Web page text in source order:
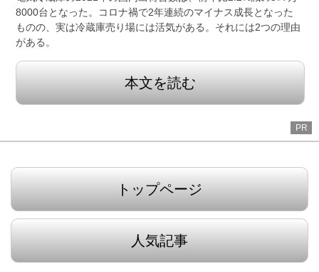
8000台となった。コロナ禍で2年連続のマイナス成長となった
ものの、実は冷蔵庫売り場には活気がある。それには2つの理由
がある。
本文を読む
PR
トップページ
人気記事